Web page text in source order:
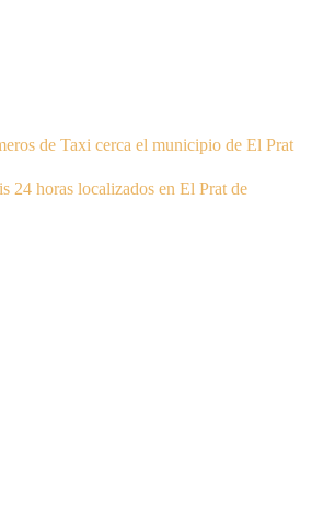
de Taxi cerca el municipio de El Prat
24 horas localizados en El Prat de